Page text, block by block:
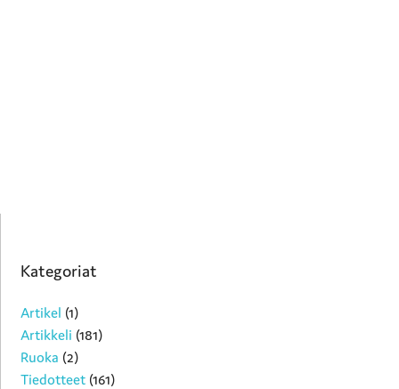
Kategoriat
Artikel (1)
Artikkeli (181)
Ruoka (2)
Tiedotteet (161)